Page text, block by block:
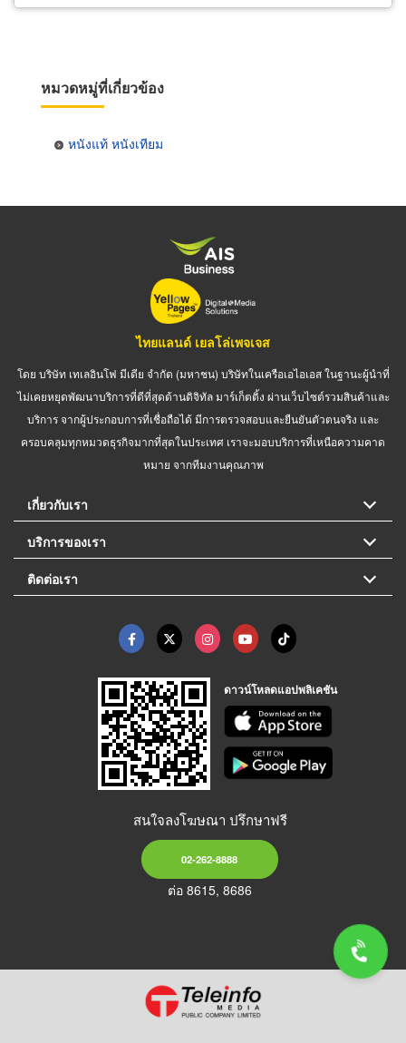
หมวดหมู่ที่เกี่ยวข้อง
หนังแท้ หนังเทียม
ไทยแลนด์ เยลโล่เพจเจส
โดย บริษัท เทเลอินโฟ มีเดีย จำกัด (มหาชน) บริษัทในเครือเอไอเอส ในฐานะผู้นำที่
ไม่เคยหยุดพัฒนาบริการที่ดีที่สุดด้านดิจิทัล มาร์เก็ตติ้ง ผ่านเว็บไซต์รวมสินค้าและ
บริการ จากผู้ประกอบการที่เชื่อถือได้ มีการตรวจสอบและยืนยันตัวตนจริง และ
ครอบคลุมทุกหมวดธุรกิจมากที่สุดในประเทศ เราจะมอบบริการที่เหนือความคาด
หมาย จากทีมงานคุณภาพ
เกี่ยวกับเรา
บริการของเรา
ติดต่อเรา
ดาวน์โหลดแอปพลิเคชัน
สนใจลงโฆษณา ปรึกษาฟรี
02-262-8888
ต่อ 8615, 8686